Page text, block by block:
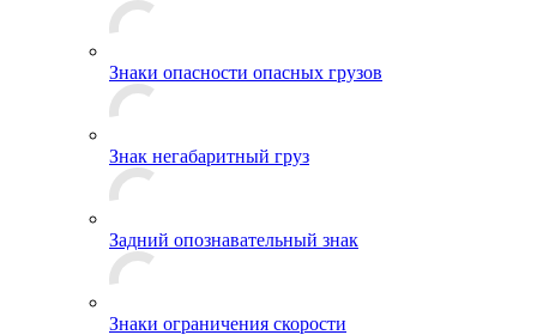
Знаки опасности опасных грузов
Знак негабаритный груз
Задний опознавательный знак
Знаки ограничения скорости